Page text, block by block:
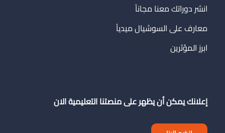
انشر دوراتك معنا مجاناً
معارف على السوشيال ميدياً
ابرز المؤثرين
إعلانك يمكن أن يظهر على منصتنا التعليمية الان